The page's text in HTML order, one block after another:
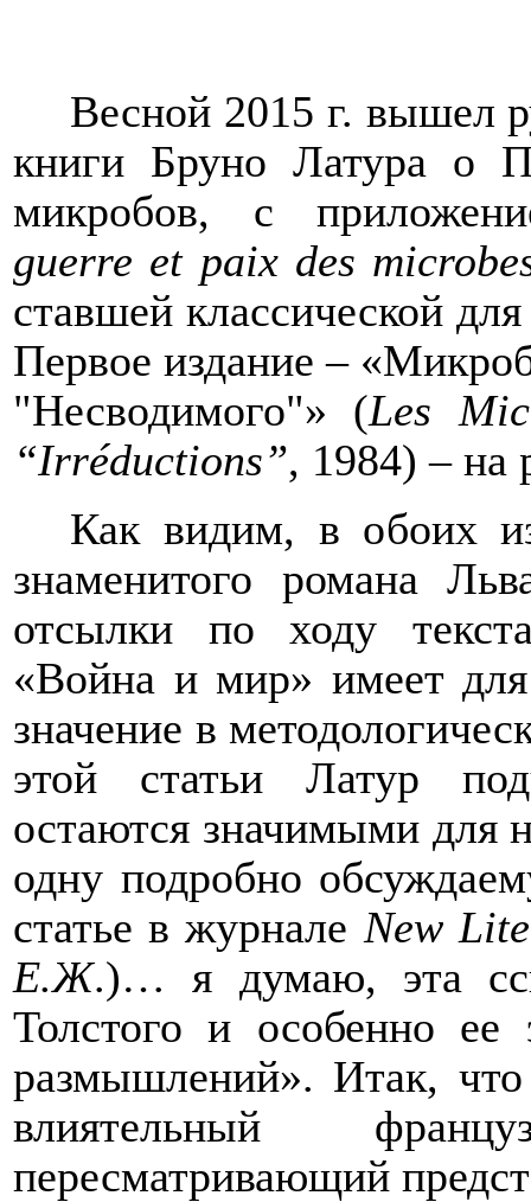
Весной 2015 г. вышел
книги Бруно Латура о
микробов, с
guerre et paix des
ставшей классической
Первое издание –
"Несводимого"» (Les
“Irréductions”, 1984) – на
Как видим, в обоих
знаменитого романа
отсылки по ходу
«Война и мир» имеет
значение в
этой статьи Латур
остаются значимыми для
одну подробно
статье в журнале New
Е.Ж.)… я думаю, эта
Толстого и особенно
размышлений». Итак,
влиятельный
пересматривающий